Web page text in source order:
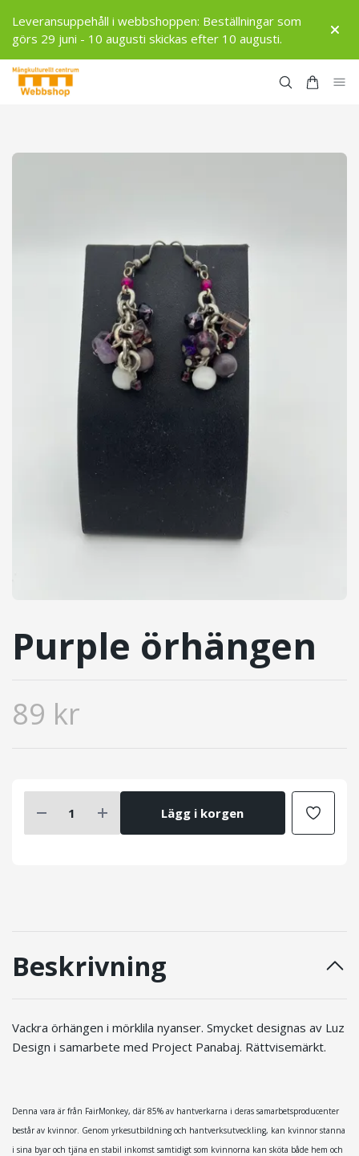
Leveransuppehåll i webbshoppen: Beställningar som
görs 29 juni - 10 augusti skickas efter 10 augusti.
Purple örhängen
89 kr
Lägg i korgen
Beskrivning
Vackra örhängen i mörklila nyanser. Smycket designas av Luz
Design i samarbete med Project Panabaj. Rättvisemärkt.
Denna vara är från FairMonkey, där 85% av hantverkarna i deras samarbetsproducenter
består av kvinnor. Genom yrkesutbildning och hantverksutveckling, kan kvinnor stanna
i sina byar och tjäna en stabil inkomst samtidigt som kvinnorna kan sköta både hem och